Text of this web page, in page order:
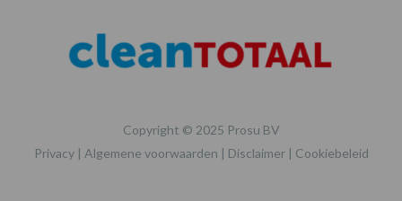
Copyright © 2025 Prosu BV
Privacy| Algemene voorwaarden | Disclaimer| Cookiebeleid